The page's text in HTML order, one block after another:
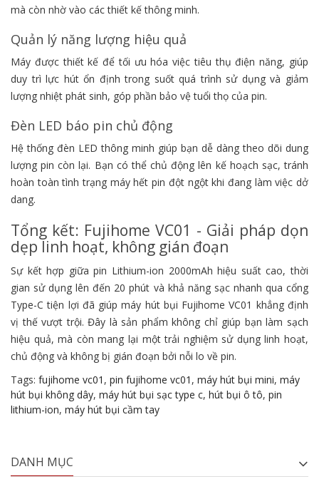
mà còn nhờ vào các thiết kế thông minh.
Quản lý năng lượng hiệu quả
Máy được thiết kế để tối ưu hóa việc tiêu thụ điện năng, giúp
duy trì lực hút ổn định trong suốt quá trình sử dụng và giảm
lượng nhiệt phát sinh, góp phần bảo vệ tuổi thọ của pin.
Đèn LED báo pin chủ động
Hệ thống đèn LED thông minh giúp bạn dễ dàng theo dõi dung
lượng pin còn lại. Bạn có thể chủ động lên kế hoạch sạc, tránh
hoàn toàn tình trạng máy hết pin đột ngột khi đang làm việc dở
dang.
Tổng kết: Fujihome VC01 - Giải pháp dọn
dẹp linh hoạt, không gián đoạn
Sự kết hợp giữa pin Lithium-ion 2000mAh hiệu suất cao, thời
gian sử dụng lên đến 20 phút và khả năng sạc nhanh qua cổng
Type-C tiện lợi đã giúp máy hút bụi Fujihome VC01 khẳng định
vị thế vượt trội. Đây là sản phẩm không chỉ giúp bạn làm sạch
hiệu quả, mà còn mang lại một trải nghiệm sử dụng linh hoạt,
chủ động và không bị gián đoạn bởi nỗi lo về pin.
Tags: fujihome vc01 , pin fujihome vc01 , máy hút bụi mini, máy
hút bụi không dây, máy hút bụi sạc type c, hút bụi ô tô, pin
lithium-ion, máy hút bụi cầm tay
DANH MỤC